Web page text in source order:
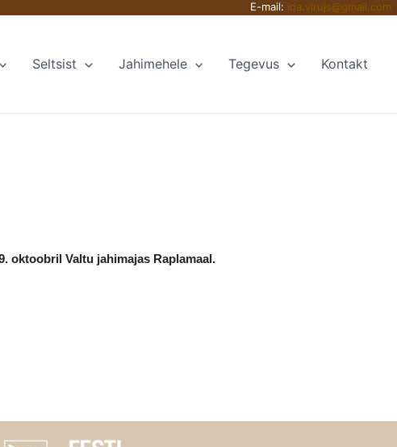
E-mail: ida.virujs@gmail.com
Seltsist Jahimehele Tegevus Kontakt
oktoobril Valtu jahimajas Raplamaal.